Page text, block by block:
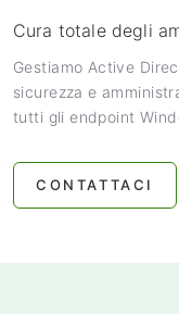
Cura totale degli
Gestiamo Active
sicurezza e
tutti gli endpoint
CONTATTACI